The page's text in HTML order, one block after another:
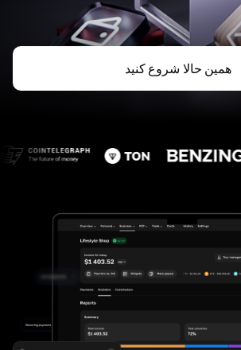
همین حالا شروع کنید